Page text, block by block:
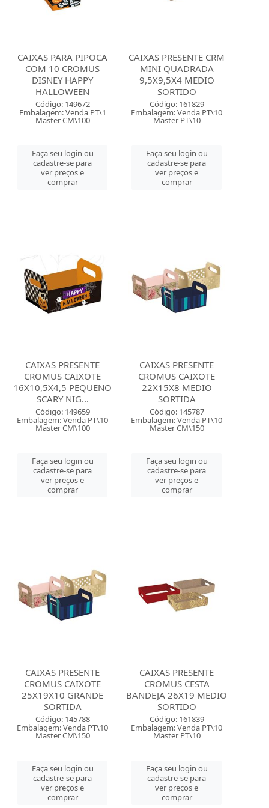
CAIXAS PARA PIPOCA
COM 10 CROMUS
DISNEY HAPPY
HALLOWEEN
Código: 149672
Embalagem: Venda PT\1
Master CM\100
Faça seu login ou
cadastre-se para
ver preços e
comprar
CAIXAS PRESENTE CRM
MINI QUADRADA
9,5X9,5X4 MEDIO
SORTIDO
Código: 161829
Embalagem: Venda PT\10
Master PT\10
Faça seu login ou
cadastre-se para
ver preços e
comprar
CAIXAS PRESENTE
CROMUS CAIXOTE
16X10,5X4,5 PEQUENO
SCARY NIG...
Código: 149659
Embalagem: Venda PT\10
Master CM\100
Faça seu login ou
cadastre-se para
ver preços e
comprar
CAIXAS PRESENTE
CROMUS CAIXOTE
22X15X8 MEDIO
SORTIDA
Código: 145787
Embalagem: Venda PT\10
Master CM\150
Faça seu login ou
cadastre-se para
ver preços e
comprar
CAIXAS PRESENTE
CROMUS CAIXOTE
25X19X10 GRANDE
SORTIDA
Código: 145788
Embalagem: Venda PT\10
Master CM\150
Faça seu login ou
cadastre-se para
ver preços e
comprar
CAIXAS PRESENTE
CROMUS CESTA
BANDEJA 26X19 MEDIO
SORTIDO
Código: 161839
Embalagem: Venda PT\10
Master PT\10
Faça seu login ou
cadastre-se para
ver preços e
comprar